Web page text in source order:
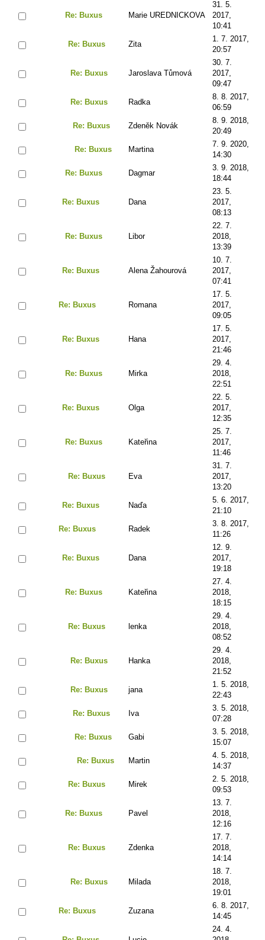
Re: Buxus Marie UREDNICKOVA
31. 5.
2017,
10:41
Re: Buxus Zita
1. 7. 2017,
20:57
Re: Buxus Jaroslava Tůmová
30. 7.
2017,
09:47
Re: Buxus Radka
8. 8. 2017,
06:59
Re: Buxus Zdeněk Novák
8. 9. 2018,
20:49
Re: Buxus Martina
7. 9. 2020,
14:30
Re: Buxus Dagmar
3. 9. 2018,
18:44
Re: Buxus Dana
23. 5.
2017,
08:13
Re: Buxus Libor
22. 7.
2018,
13:39
Re: Buxus Alena Žahourová
10. 7.
2017,
07:41
Re: Buxus Romana
17. 5.
2017,
09:05
Re: Buxus Hana
17. 5.
2017,
21:46
Re: Buxus Mirka
29. 4.
2018,
22:51
Re: Buxus Olga
22. 5.
2017,
12:35
Re: Buxus Kateřina
25. 7.
2017,
11:46
Re: Buxus Eva
31. 7.
2017,
13:20
Re: Buxus Naďa
5. 6. 2017,
21:10
Re: Buxus Radek
3. 8. 2017,
11:26
Re: Buxus Dana
12. 9.
2017,
19:18
Re: Buxus Kateřina
27. 4.
2018,
18:15
Re: Buxus lenka
29. 4.
2018,
08:52
Re: Buxus Hanka
29. 4.
2018,
21:52
Re: Buxus jana
1. 5. 2018,
22:43
Re: Buxus Iva
3. 5. 2018,
07:28
Re: Buxus Gabi
3. 5. 2018,
15:07
Re: Buxus Martin
4. 5. 2018,
14:37
Re: Buxus Mirek
2. 5. 2018,
09:53
Re: Buxus Pavel
13. 7.
2018,
12:16
Re: Buxus Zdenka
17. 7.
2018,
14:14
Re: Buxus Milada
18. 7.
2018,
19:01
Re: Buxus Zuzana
6. 8. 2017,
14:45
24. 4.